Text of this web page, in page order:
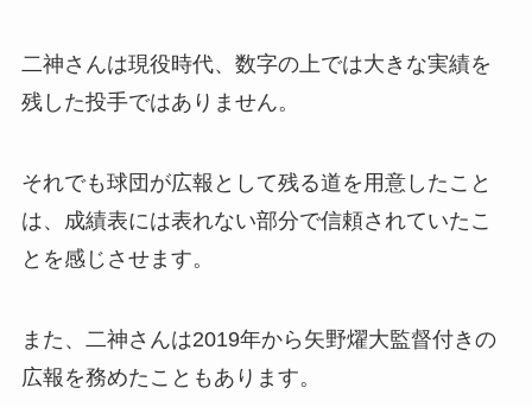
二神さんは現役時代、数字の上では大きな実績を
残した投手ではありません。
それでも球団が広報として残る道を用意したこと
は、成績表には表れない部分で信頼されていたこ
とを感じさせます。
また、二神さんは2019年から矢野燿大監督付きの
広報を務めたこともあります。